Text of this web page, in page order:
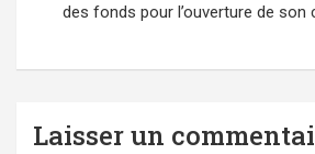
des fonds pour l’ouverture de son
Laisser un